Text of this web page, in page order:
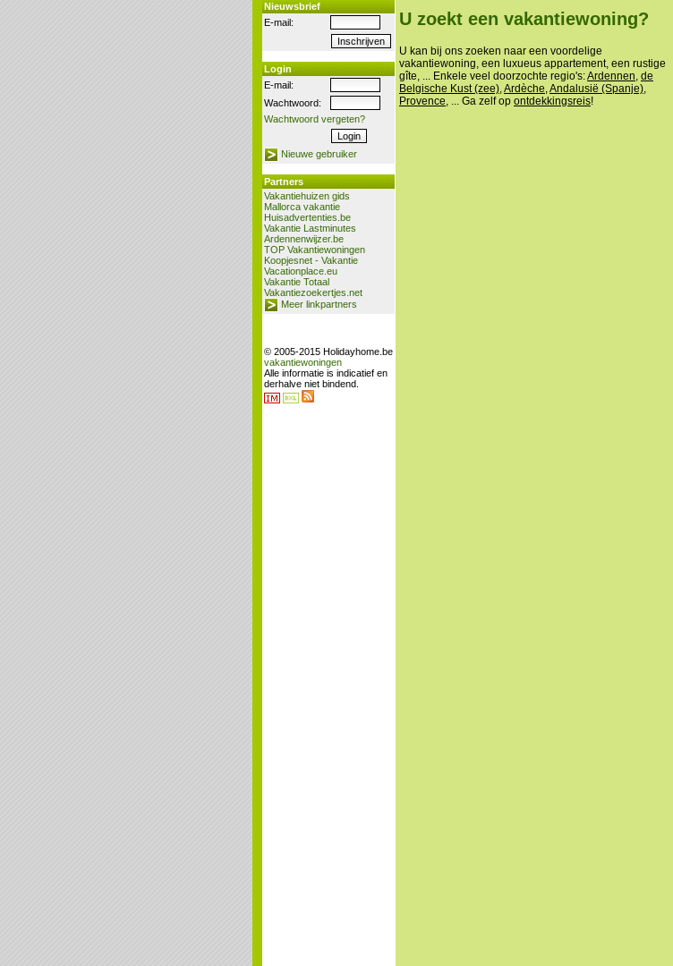
Nieuwsbrief
E-mail:
Login
E-mail:
Wachtwoord:
Wachtwoord vergeten?
Nieuwe gebruiker
Partners
Vakantiehuizen gids
Mallorca vakantie
Huisadvertenties.be
Vakantie Lastminutes
Ardennenwijzer.be
TOP Vakantiewoningen
Koopjesnet - Vakantie
Vacationplace.eu
Vakantie Totaal
Vakantiezoekertjes.net
Meer linkpartners
© 2005-2015 Holidayhome.be
vakantiewoningen
Alle informatie is indicatief en
derhalve niet bindend.
U zoekt een vakantiewoning?
U kan bij ons zoeken naar een voordelige
vakantiewoning, een luxueus appartement, een rustige
gîte, ... Enkele veel doorzochte regio's:Ardennen de
Belgische Kust (zee) Ardèche Andalusië (Spanje)
Provence , ... Ga zelf op ontdekkingsreis!